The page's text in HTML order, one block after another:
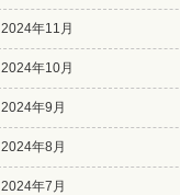
2024年11月
2024年10月
2024年9月
2024年8月
2024年7月